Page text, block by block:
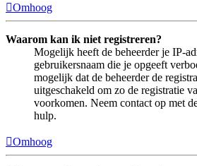
Omhoog
Waarom kan ik niet registreren?
Mogelijk heeft de beheerder je IP-
gebruikersnaam die je opgeeft
mogelijk dat de beheerder de
uitgeschakeld om zo de registratie
voorkomen. Neem contact op met
hulp.
Omhoog